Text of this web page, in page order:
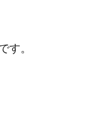
す。